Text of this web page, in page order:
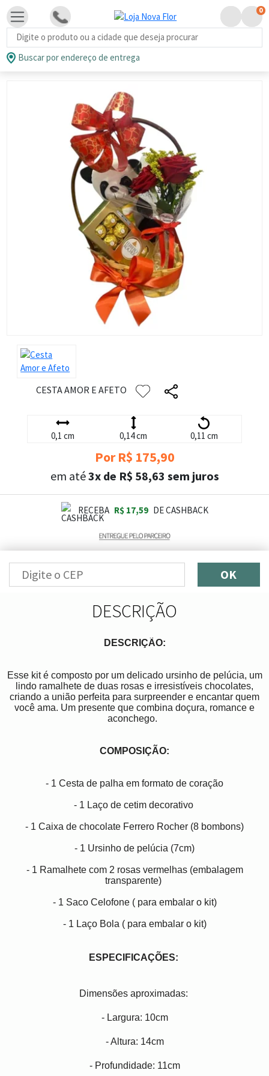
Busca de produtos
0
Buscar por endereço de entrega
CESTA AMOR E AFETO
0,1 cm 0,14 cm 0,11 cm
Por R$ 175,90
em até3x de R$ 58,63 sem juros
RECEBA R$ 17,59 DE CASHBACK
OK
DESCRIÇÃO
DESCRIÇÃO:
Esse kit é composto por um delicado ursinho de pelúcia, um
lindo ramalhete de duas rosas e irresistíveis chocolates,
criando a união perfeita para surpreender e encantar quem
você ama. Um presente que combina doçura, romance e
aconchego.
COMPOSIÇÃO:
- 1 Cesta de palha em formato de coração
- 1 Laço de cetim decorativo
- 1 Caixa de chocolate Ferrero Rocher (8 bombons)
- 1 Ursinho de pelúcia (7cm)
- 1 Ramalhete com 2 rosas vermelhas (embalagem
transparente)
- 1 Saco Celofone ( para embalar o kit)
- 1 Laço Bola ( para embalar o kit)
ESPECIFICAÇÕES:
Dimensões aproximadas:
- Largura: 10cm
- Altura: 14cm
- Profundidade: 11cm